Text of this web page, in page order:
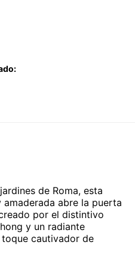
de Roma, esta
abre la puerta
por el distintivo
y un radiante
cautivador de